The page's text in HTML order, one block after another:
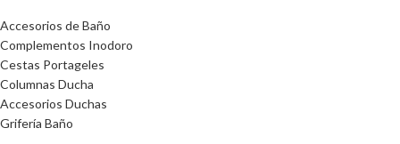
Accesorios de Baño
Complementos Inodoro
Cestas Portageles
Columnas Ducha
Accesorios Duchas
Grifería Baño